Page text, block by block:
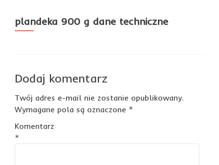
plandeka 900 g dane techniczne
Dodaj komentarz
Twój adres e-mail nie zostanie opublikowany.
Wymagane pola są oznaczone *
Komentarz
*